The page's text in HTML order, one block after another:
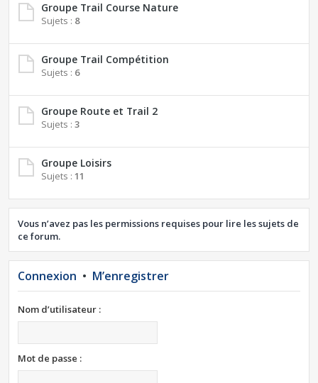
Groupe Trail Course Nature
Sujets : 8
Groupe Trail Compétition
Sujets : 6
Groupe Route et Trail 2
Sujets : 3
Groupe Loisirs
Sujets : 11
Vous n’avez pas les permissions requises pour lire les sujets de
ce forum.
Connexion • M’enregistrer
Nom d’utilisateur :
Mot de passe :